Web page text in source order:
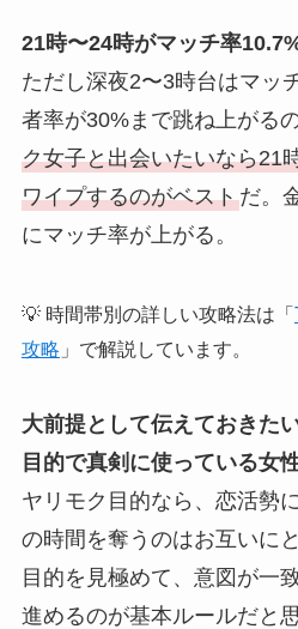
21時〜24時がマッチ率
ただし深夜2〜3時台はマッ
者率が30%まで跳ね上がるの
ク女子と出会いたいなら21
ワイプするのがベストだ。
にマッチ率が上がる。
💡 時間帯別の詳しい攻略法は「
攻略 」で解説しています。
大前提として伝えておきた
目的で真剣に使っている女
ヤリモク目的なら、恋活勢
の時間を奪うのはお互いに
目的を見極めて、意図が一
進めるのが基本ルールだと